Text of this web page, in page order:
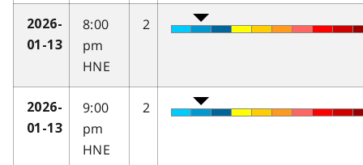
2026-
01-13
8:00
pm
HNE
2
2026-
01-13
9:00
pm
HNE
2